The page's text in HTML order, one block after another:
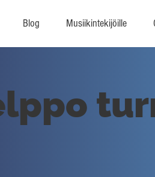
Blog Musiikintekijöille